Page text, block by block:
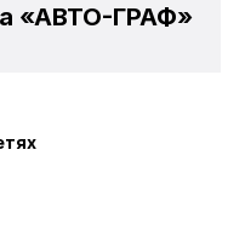
«АВТО-ГРАФ»